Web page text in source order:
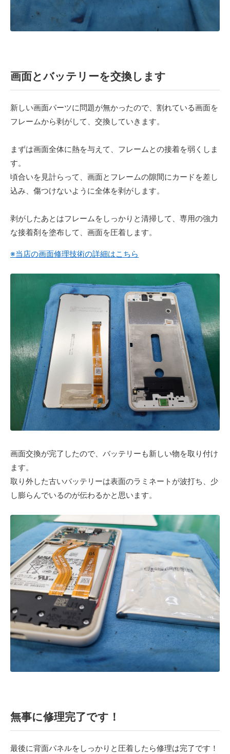
画面とバッテリーを交換します
新しい画面パーツに問題が無かったので、割れている画面を
フレームから剥がして、交換していきます。
まずは画面全体に熱を与えて、フレームとの接着を弱くしま
す。
頃合いを見計らって、画面とフレームの隙間にカードを差し
込み、傷つけないように全体を剥がします。
剥がしたあとはフレームをしっかりと清掃して、専用の強力
な接着剤を塗布して、画面を圧着します。
※当店の画面修理技術の詳細はこちら
画面交換が完了したので、バッテリーも新しい物を取り付け
ます。
取り外した古いバッテリーは表面のラミネートが波打ち、少
し膨らんでいるのが伝わるかと思います。
無事に修理完了です！
最後に背面パネルをしっかりと圧着したら修理は完了です！